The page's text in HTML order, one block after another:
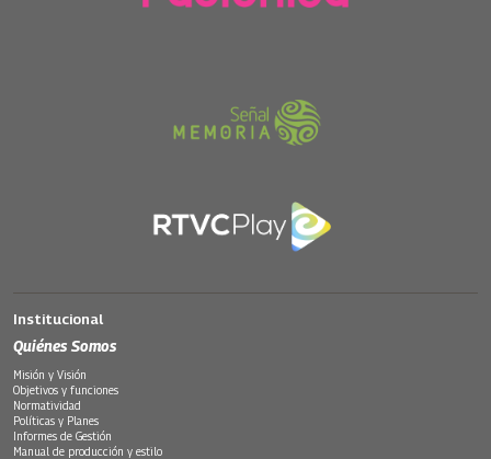
Institucional
Quiénes Somos
Misión y Visión
Objetivos y funciones
Normatividad
Políticas y Planes
Informes de Gestión
Manual de producción y estilo